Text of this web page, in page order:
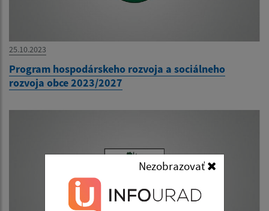
Nezobrazovať
25.10.2023
Program hospodárskeho rozvoja a sociálneho
rozvoja obce 2023/2027